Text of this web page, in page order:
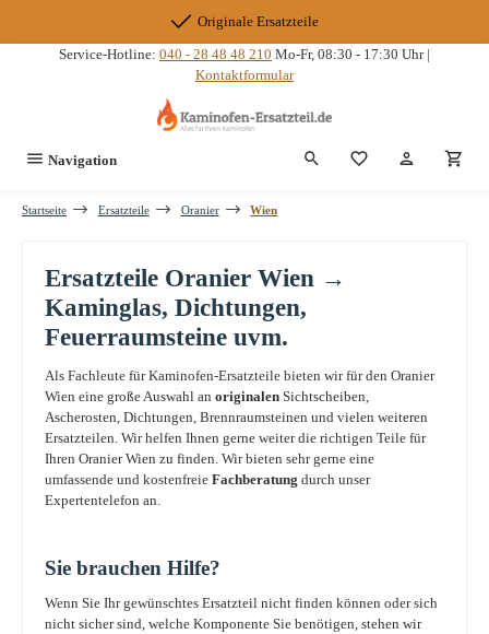
Originale Ersatzteile
Service-Hotline: 040 - 28 48 48 210 Mo-Fr, 08:30 - 17:30 Uhr |
Kontaktformular
Navigation Du hast 0
Startseite Ersatzteile Oranier Wien
Ersatzteile Oranier Wien →
Kaminglas, Dichtungen,
Feuerraumsteine uvm.
Als Fachleute für Kaminofen-Ersatzteile bieten wir für den Oranier
Wien eine große Auswahl an originalen Sichtscheiben,
Ascherosten, Dichtungen, Brennraumsteinen und vielen weiteren
Ersatzteilen. Wir helfen Ihnen gerne weiter die richtigen Teile für
Ihren Oranier Wien zu finden. Wir bieten sehr gerne eine
umfassende und kostenfreie Fachberatung durch unser
Expertentelefon an.
Sie brauchen Hilfe?
Wenn Sie Ihr gewünschtes Ersatzteil nicht finden können oder sich
nicht sicher sind, welche Komponente Sie benötigen, stehen wir